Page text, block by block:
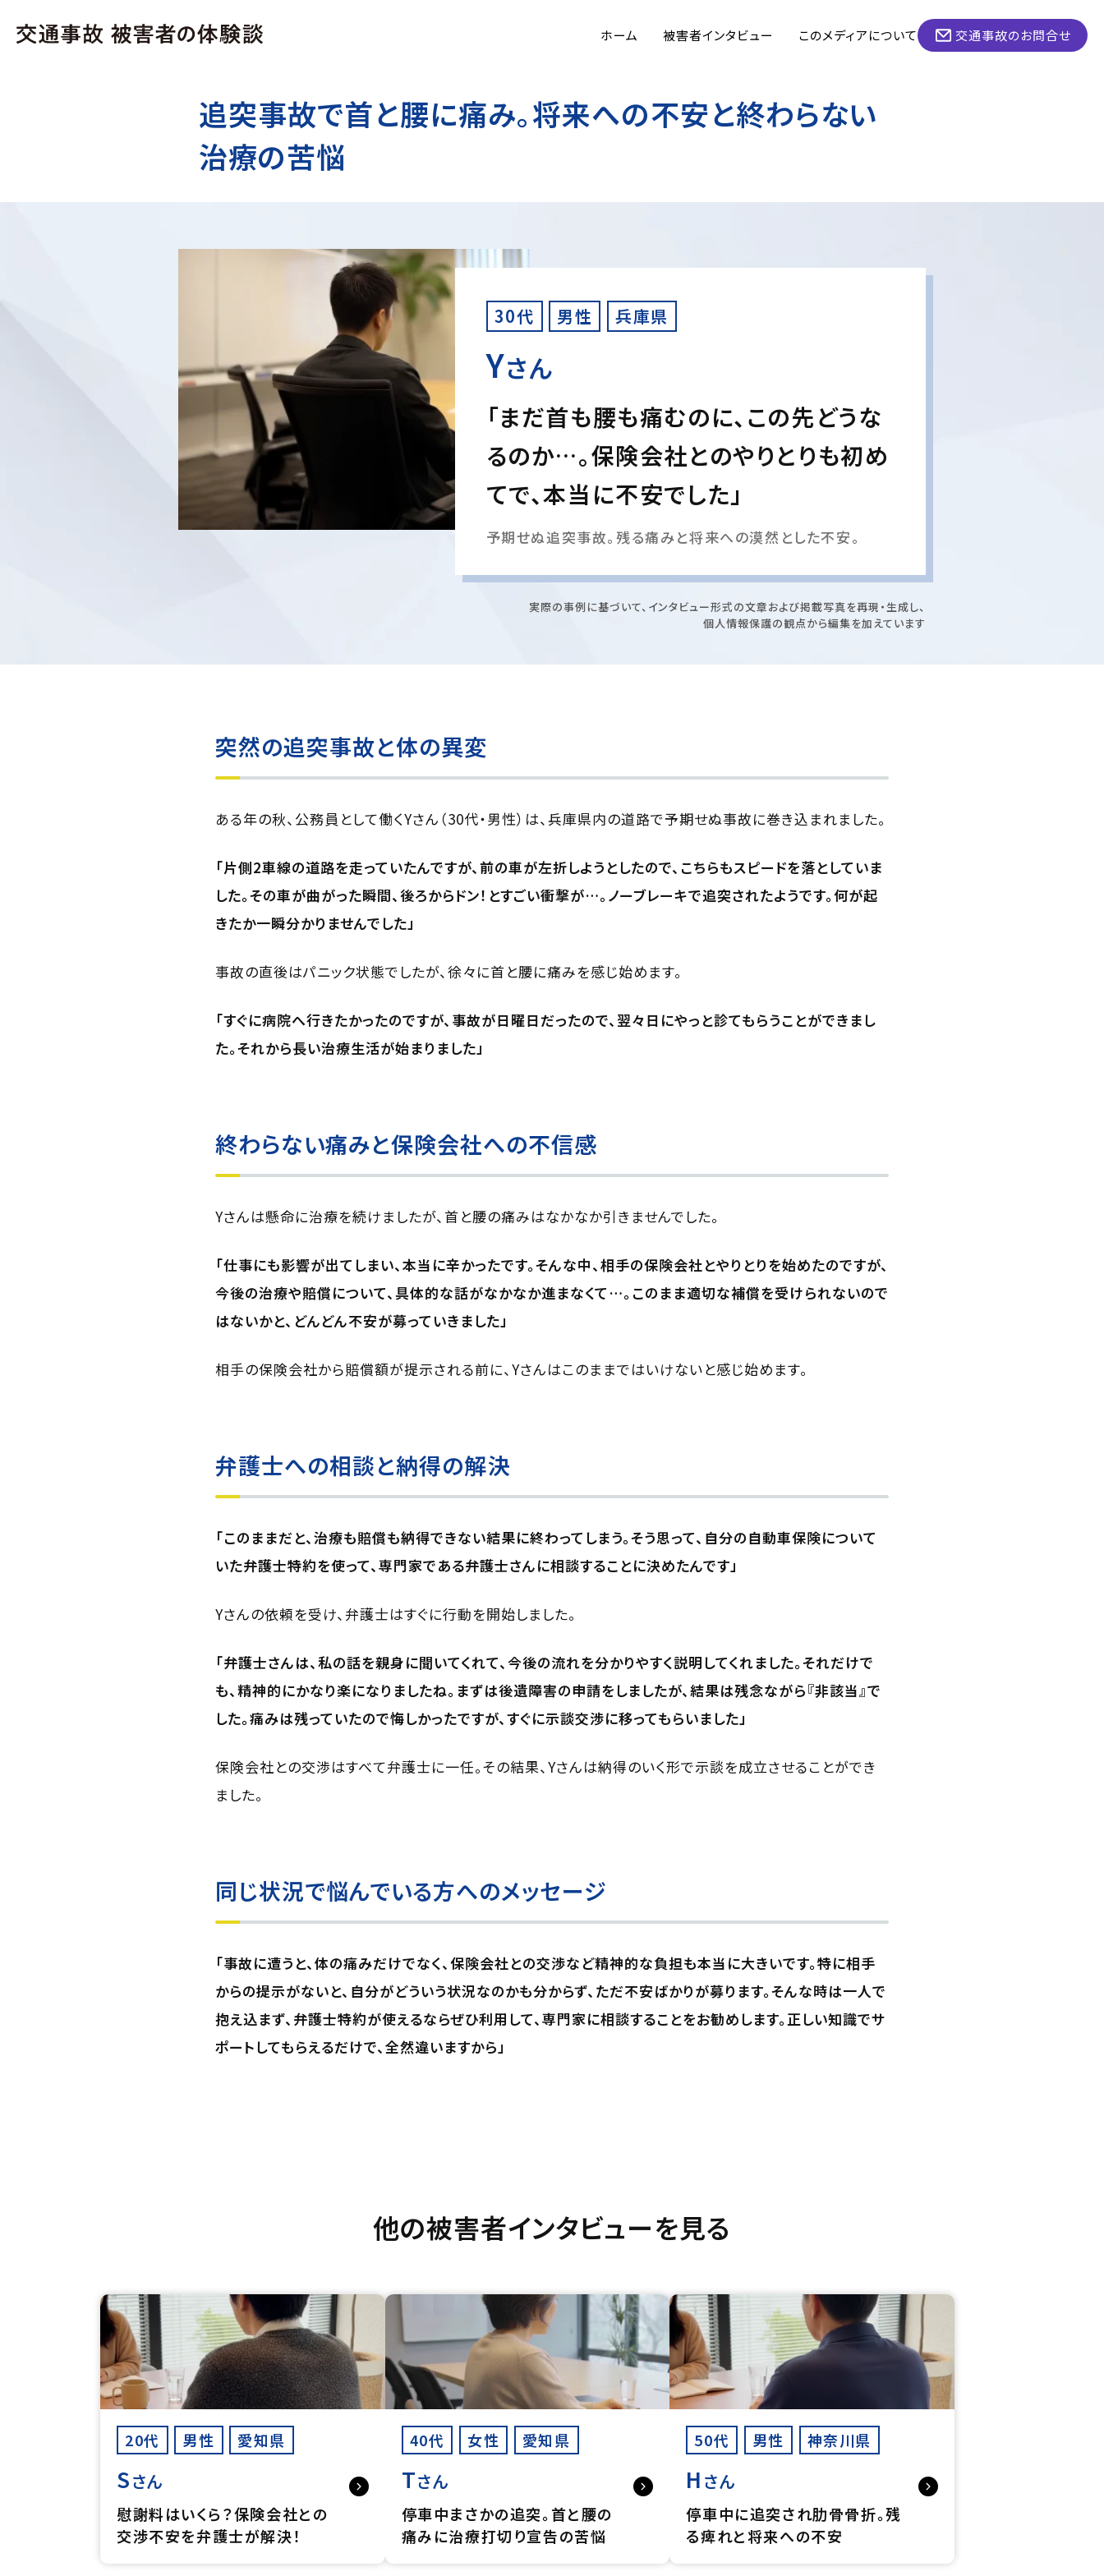
ホーム 被害者インタビュー このメディアについて 交通事故のお問合せ
追突事故で首と腰に痛み。将来への不安と終わらない
治療の苦悩
30代 男性 兵庫県
Yさん
「まだ首も腰も痛むのに、この先どうな
るのか…。保険会社とのやりとりも初め
てで、本当に不安でした」
予期せぬ追突事故。残る痛みと将来への漠然とした不安。
実際の事例に基づいて、インタビュー形式の文章および掲載写真を再現・生成し、
個人情報保護の観点から編集を加えています
突然の追突事故と体の異変
ある年の秋、公務員として働くYさん（30代・男性）は、兵庫県内の道路で予期せぬ事故に巻き込まれました。
「片側2車線の道路を走っていたんですが、前の車が左折しようとしたので、こちらもスピードを落としていま
した。その車が曲がった瞬間、後ろからドン！とすごい衝撃が…。ノーブレーキで追突されたようです。何が起
きたか一瞬分かりませんでした」
事故の直後はパニック状態でしたが、徐々に首と腰に痛みを感じ始めます。
「すぐに病院へ行きたかったのですが、事故が日曜日だったので、翌々日にやっと診てもらうことができまし
た。それから長い治療生活が始まりました」
終わらない痛みと保険会社への不信感
Yさんは懸命に治療を続けましたが、首と腰の痛みはなかなか引きませんでした。
「仕事にも影響が出てしまい、本当に辛かったです。そんな中、相手の保険会社とやりとりを始めたのですが、
今後の治療や賠償について、具体的な話がなかなか進まなくて…。このまま適切な補償を受けられないので
はないかと、どんどん不安が募っていきました」
相手の保険会社から賠償額が提示される前に、Yさんはこのままではいけないと感じ始めます。
弁護士への相談と納得の解決
「このままだと、治療も賠償も納得できない結果に終わってしまう。そう思って、自分の自動車保険について
いた弁護士特約を使って、専門家である弁護士さんに相談することに決めたんです」
Yさんの依頼を受け、弁護士はすぐに行動を開始しました。
「弁護士さんは、私の話を親身に聞いてくれて、今後の流れを分かりやすく説明してくれました。それだけで
も、精神的にかなり楽になりましたね。まずは後遺障害の申請をしましたが、結果は残念ながら『非該当』で
した。痛みは残っていたので悔しかったですが、すぐに示談交渉に移ってもらいました」
保険会社との交渉はすべて弁護士に一任。その結果、Yさんは納得のいく形で示談を成立させることができ
ました。
同じ状況で悩んでいる方へのメッセージ
「事故に遭うと、体の痛みだけでなく、保険会社との交渉など精神的な負担も本当に大きいです。特に相手
からの提示がないと、自分がどういう状況なのかも分からず、ただ不安ばかりが募ります。そんな時は一人で
抱え込まず、弁護士特約が使えるならぜひ利用して、専門家に相談することをお勧めします。正しい知識でサ
ポートしてもらえるだけで、全然違いますから」
他の被害者インタビューを見る
20代 男性 愛知県
Sさん
慰謝料はいくら？保険会社との
交渉不安を弁護士が解決！
40代 女性 愛知県
Tさん
停車中まさかの追突。首と腰の
痛みに治療打切り宣告の苦悩
50代 男性 神奈川県
H さん
停車中に追突され肋骨骨折。残
る痺れと将来への不安